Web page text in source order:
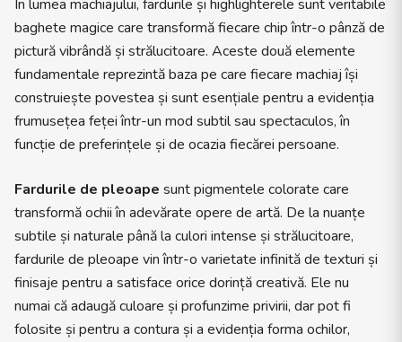
În lumea machiajului, fardurile și highlighterele sunt veritabile
baghete magice care transformă fiecare chip într-o pânză de
pictură vibrândă și strălucitoare. Aceste două elemente
fundamentale reprezintă baza pe care fiecare machiaj își
construiește povestea și sunt esențiale pentru a evidenția
frumusețea feței într-un mod subtil sau spectaculos, în
funcție de preferințele și de ocazia fiecărei persoane.
Fardurile de pleoape sunt pigmentele colorate care
transformă ochii în adevărate opere de artă. De la nuanțe
subtile și naturale până la culori intense și strălucitoare,
fardurile de pleoape vin într-o varietate infinită de texturi și
finisaje pentru a satisface orice dorință creativă. Ele nu
numai că adaugă culoare și profunzime privirii, dar pot fi
folosite și pentru a contura și a evidenția forma ochilor,